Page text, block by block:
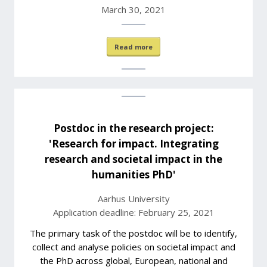
March 30, 2021
Read more
Postdoc in the research project:
'Research for impact. Integrating
research and societal impact in the
humanities PhD'
Aarhus University
Application deadline: February 25, 2021
The primary task of the postdoc will be to identify,
collect and analyse policies on societal impact and
the PhD across global, European, national and